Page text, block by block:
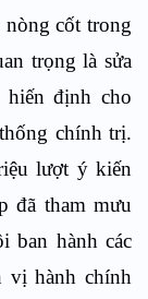
cốt trong
trọng là sửa
định cho
chính trị.
lượt ý kiến
đã tham mưu
ban hành các
vị hành chính